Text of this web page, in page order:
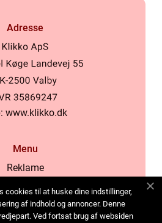
Adresse
www.klikko.dk
Menu
Reklame
Cookies
Oss
cookies til at huske dine indstillinger,
af indhold og annoncer. Denne
Ved fortsat brug af websiden